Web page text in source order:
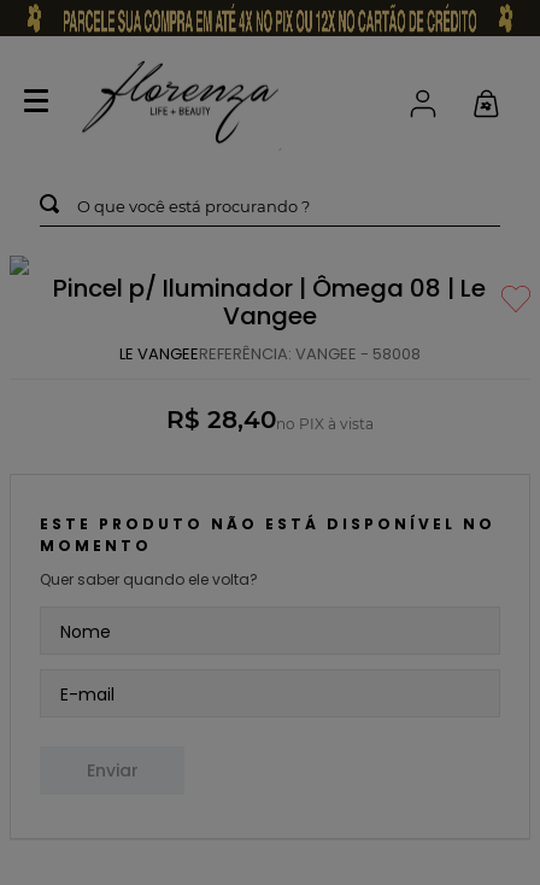
O que você está procurando ?
Pincel p/ Iluminador | Ômega 08 | Le
Vangee
LE VANGEEREFERÊNCIA: VANGEE - 58008
R$ 28,40no PIX à vista
ESTE PRODUTO NÃO ESTÁ DISPONÍVEL NO
MOMENTO
Quer saber quando ele volta?
Enviar